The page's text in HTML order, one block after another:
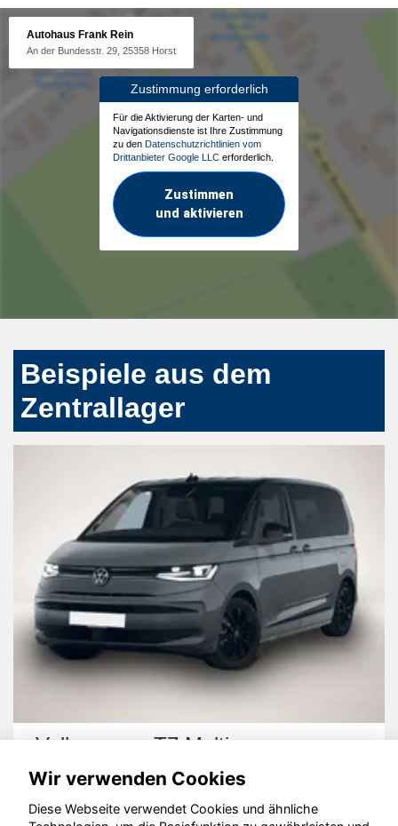
Autohaus Frank Rein
An der Bundesstr. 29, 25358 Horst
Zustimmung erforderlich
Für die Aktivierung der Karten- und
Navigationsdienste ist Ihre Zustimmung
zu den Datenschutzrichtlinien vom
Drittanbieter Google LLC erforderlich.
Zustimmen
und aktivieren
Beispiele aus dem
Zentrallager
Volkswagen T7 Multivan
Wir verwenden Cookies
Diese Webseite verwendet Cookies und ähnliche